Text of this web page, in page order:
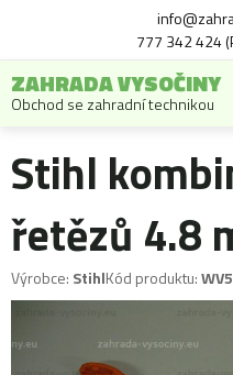
777 342 424
ZAHRADA VYSOČINY
Obchod se zahradní technikou
Stihl
řetězů 4.8
Výrobce: StihlKód produktu: